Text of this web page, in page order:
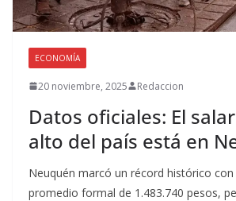
ECONOMÍA
20 noviembre, 2025 Redaccion
Datos oficiales: El
alto del país está en
Neuquén marcó un récord histórico con
promedio formal de 1.483.740 pesos,